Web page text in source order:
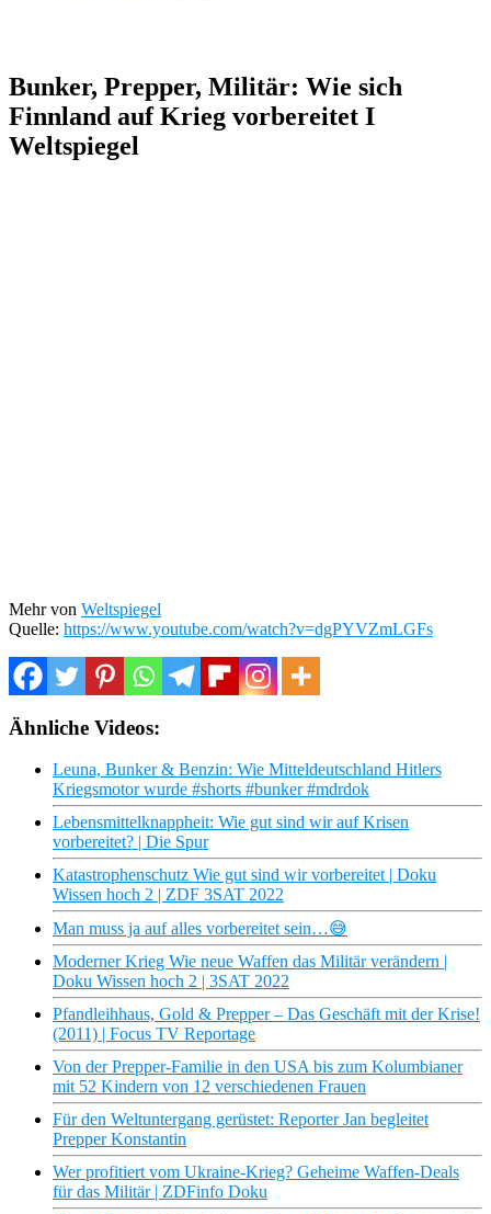
Bunker, Prepper, Militär: Wie sich
Finnland auf Krieg vorbereitet I
Weltspiegel
Mehr von Weltspiegel
Quelle: https://www.youtube.com/watch?v=dgPYVZmLGFs
Ähnliche Videos:
Leuna, Bunker & Benzin: Wie Mitteldeutschland Hitlers
Kriegsmotor wurde #shorts #bunker #mdrdok
Lebensmittelknappheit: Wie gut sind wir auf Krisen
vorbereitet? | Die Spur
Katastrophenschutz Wie gut sind wir vorbereitet | Doku
Wissen hoch 2 | ZDF 3SAT 2022
Man muss ja auf alles vorbereitet sein…😅
Moderner Krieg Wie neue Waffen das Militär verändern |
Doku Wissen hoch 2 | 3SAT 2022
Pfandleihhaus, Gold & Prepper – Das Geschäft mit der Krise!
(2011) | Focus TV Reportage
Von der Prepper-Familie in den USA bis zum Kolumbianer
mit 52 Kindern von 12 verschiedenen Frauen
Für den Weltuntergang gerüstet: Reporter Jan begleitet
Prepper Konstantin
Wer profitiert vom Ukraine-Krieg? Geheime Waffen-Deals
für das Militär | ZDFinfo Doku